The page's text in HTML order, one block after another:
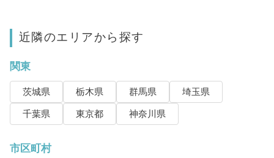
近隣のエリアから探す
関東
茨城県 栃木県 群馬県
埼玉県
千葉県
東京都 神奈川県
市区町村